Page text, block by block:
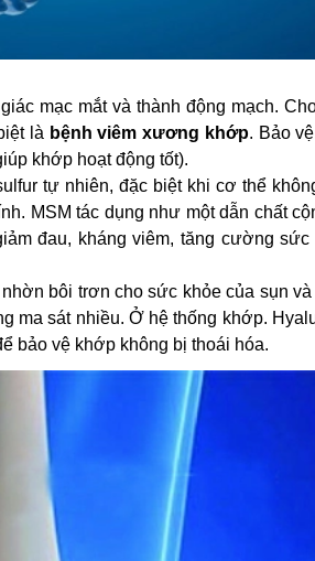
mạc mắt và thành động mạch.
là bệnh viêm xương khớp. Bảo
khớp hoạt động tốt).
tự nhiên, đặc biệt khi cơ thể
MSM tác dụng như một dẫn chất
đau, kháng viêm, tăng cường
bôi trơn cho sức khỏe của sụn
ma sát nhiều. Ở hệ thống khớp.
bảo vệ khớp không bị thoái hóa.